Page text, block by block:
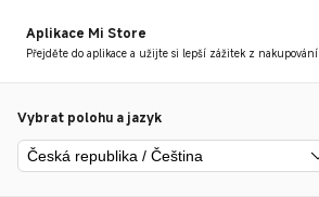
Aplikace Mi Store
Přejděte do aplikace a užijte si lepší zážitek z nakupování.
Vybrat polohu a jazyk
Česká republika / Čeština